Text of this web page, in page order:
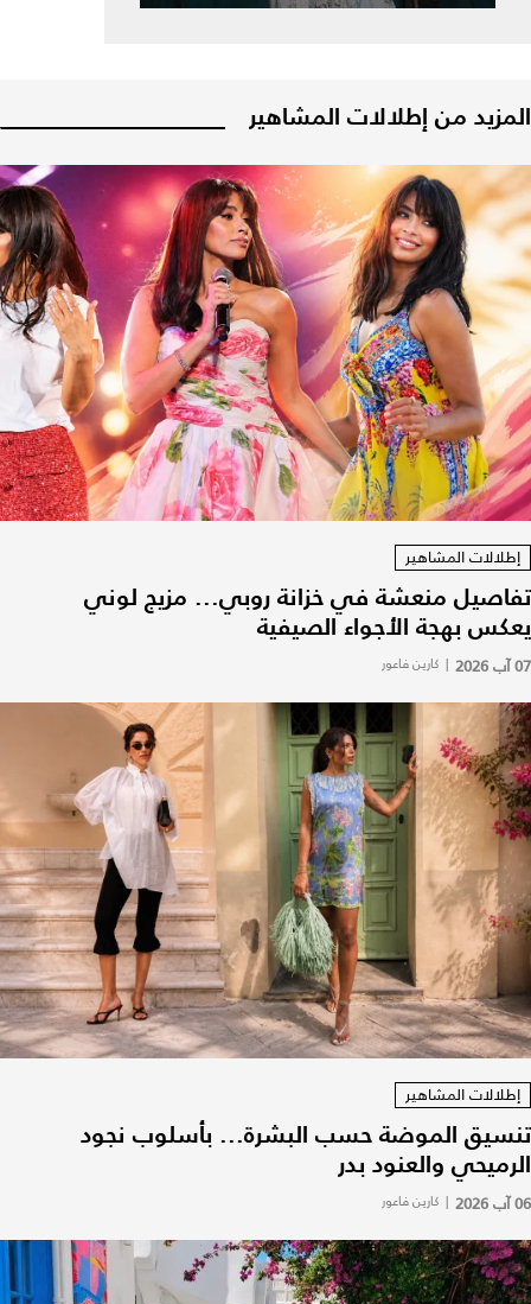
المزيد من إطلالات المشاهير
إطلالات المشاهير
تفاصيل منعشة في خزانة روبي... مزيج لوني
يعكس بهجة الأجواء الصيفية
07 آب 2026 | كارين فاعور
إطلالات المشاهير
تنسيق الموضة حسب البشرة... بأسلوب نجود
الرميحي والعنود بدر
06 آب 2026 | كارين فاعور